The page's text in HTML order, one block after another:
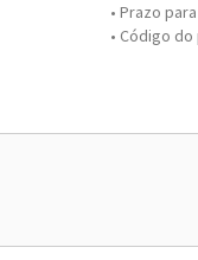
• Prazo
• Código